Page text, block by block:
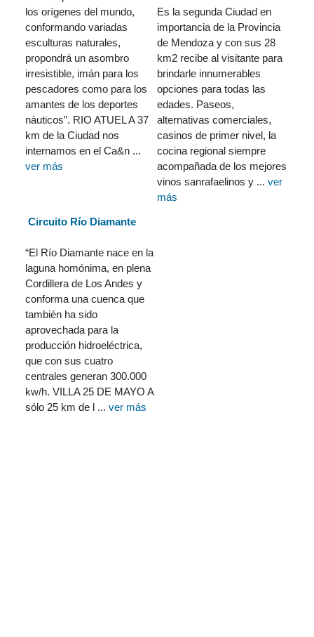
los orígenes del mundo,
conformando variadas
esculturas naturales,
propondrá un asombro
irresistible, imán para los
pescadores como para los
amantes de los deportes
náuticos”. RIO ATUEL A 37
km de la Ciudad nos
internamos en el Ca&n ...
ver más
Es la segunda Ciudad en
importancia de la Provincia
de Mendoza y con sus 28
km2 recibe al visitante para
brindarle innumerables
opciones para todas las
edades. Paseos,
alternativas comerciales,
casinos de primer nivel, la
cocina regional siempre
acompañada de los mejores
vinos sanrafaelinos y ... ver
más
Circuito Río Diamante
“El Río Diamante nace en la
laguna homónima, en plena
Cordillera de Los Andes y
conforma una cuenca que
también ha sido
aprovechada para la
producción hidroeléctrica,
que con sus cuatro
centrales generan 300.000
kw/h. VILLA 25 DE MAYO A
sólo 25 km de l ... ver más